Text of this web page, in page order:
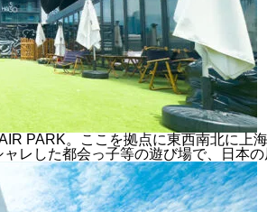
PARK。ここを拠点に東西南北に上
レした都会っ子等の遊び場で、日本の